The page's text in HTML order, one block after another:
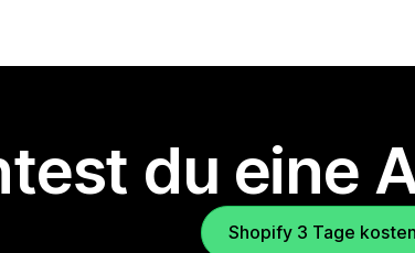
du eine
Shopify 3 Tage